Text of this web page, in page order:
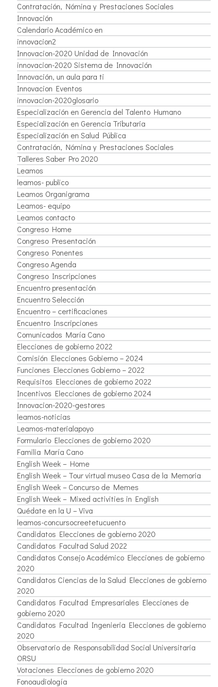
Contratación, Nómina y Prestaciones Sociales
Innovación
Calendario Académico en
innovacion2
Innovacion-2020 Unidad de Innovación
innovacion-2020 Sistema de Innovación
Innovación, un aula para ti
Innovacion Eventos
innovacion-2020glosario
Especialización en Gerencia del Talento Humano
Especialización en Gerencia Tributaria
Especialización en Salud Pública
Contratación, Nómina y Prestaciones Sociales
Talleres Saber Pro 2020
Leamos
leamos- publico
Leamos Organigrama
Leamos- equipo
Leamos contacto
Congreso Home
Congreso Presentación
Congreso Ponentes
Congreso Agenda
Congreso Inscripciones
Encuentro presentación
Encuentro Selección
Encuentro – certificaciones
Encuentro Inscripciones
Comunicados María Cano
Elecciones de gobierno 2022
Comisión Elecciones Gobierno – 2024
Funciones Elecciones Gobierno – 2022
Requisitos Elecciones de gobierno 2022
Incentivos Elecciones de gobierno 2024
Innovacion-2020-gestores
leamos-noticias
Leamos-materialapoyo
Formulario Elecciones de gobierno 2020
Familia María Cano
English Week – Home
English Week – Tour virtual museo Casa de la Memoria
English Week – Concurso de Memes
English Week – Mixed activities in English
Quédate en la U – Viva
leamos-concursocreetetucuento
Candidatos Elecciones de gobierno 2020
Candidatos Facultad Salud 2022
Candidatos Consejo Académico Elecciones de gobierno
2020
Candidatos Ciencias de la Salud Elecciones de gobierno
2020
Candidatos Facultad Empresariales Elecciones de
gobierno 2020
Candidatos Facultad Ingenieria Elecciones de gobierno
2020
Observatorio de Responsabilidad Social Universitaria
ORSU
Votaciones Elecciones de gobierno 2020
Fonoaudiología